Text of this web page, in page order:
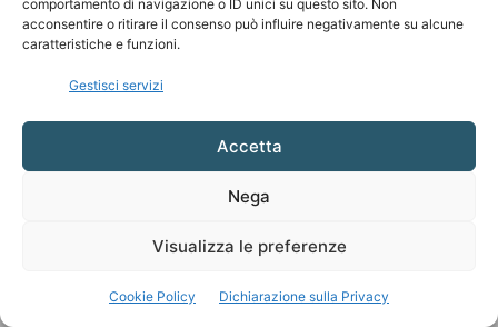
comportamento di navigazione o ID unici su questo sito. Non
acconsentire o ritirare il consenso può influire negativamente su alcune
caratteristiche e funzioni.
Gestisci servizi
Accetta
Nega
Visualizza le preferenze
Cookie Policy Dichiarazione sulla Privacy